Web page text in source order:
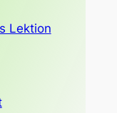
Lektion